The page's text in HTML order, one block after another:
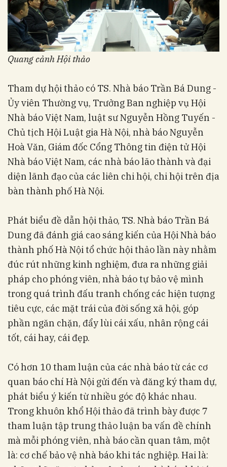
Quang cảnh Hội thảo
Tham dự hội thảo có TS. Nhà báo Trần Bá Dung -
Ủy viên Thường vụ, Trưởng Ban nghiệp vụ Hội
Nhà báo Việt Nam, luật sư Nguyễn Hồng Tuyến -
Chủ tịch Hội Luật gia Hà Nội, nhà báo Nguyễn
Hoà Văn, Giám đốc Cổng Thông tin điện tử Hội
Nhà báo Việt Nam, các nhà báo lão thành và đại
diện lãnh đạo của các liên chi hội, chi hội trên địa
bàn thành phố Hà Nội.
Phát biểu đề dẫn hội thảo, TS. Nhà báo Trần Bá
Dung đã đánh giá cao sáng kiến của Hội Nhà báo
thành phố Hà Nội tổ chức hội thảo lần này nhằm
đúc rút những kinh nghiệm, đưa ra những giải
pháp cho phóng viên, nhà báo tự bảo vệ mình
trong quá trình đấu tranh chống các hiện tượng
tiêu cực, các mặt trái của đời sống xã hội, góp
phần ngăn chặn, đẩy lùi cái xấu, nhân rộng cái
tốt, cái hay, cái đẹp.
Có hơn 10 tham luận của các nhà báo từ các cơ
quan báo chí Hà Nội gửi đến và đăng ký tham dự,
phát biểu ý kiến từ nhiều góc độ khác nhau.
Trong khuôn khổ Hội thảo đã trình bày được 7
tham luận tập trung thảo luận ba vấn đề chính
mà mỗi phóng viên, nhà báo cần quan tâm, một
là: cơ chế bảo vệ nhà báo khi tác nghiệp. Hai là: